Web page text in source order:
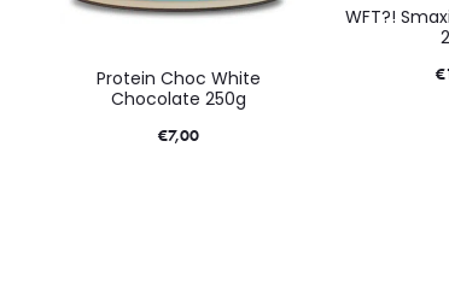
Protein Choc White
Chocolate 250g
€7,00
WFT?!
€